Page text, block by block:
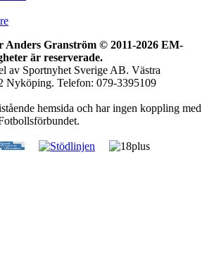
Anders Granström © 2011-2026 EM-
är reserverade.
av Sportnyhet Sverige AB. Västra
Nyköping. Telefon: 079-3395109
hemsida och har ingen koppling med